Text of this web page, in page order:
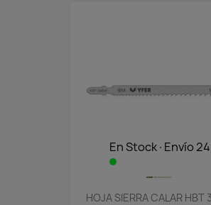
En Stock·Envío
HOJA SIERRA CALAR HBT